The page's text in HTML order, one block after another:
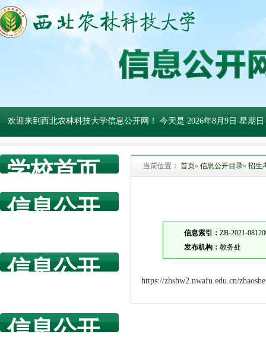
欢迎来到西北农林科技大学信息公开网！ 今天是 2026年8月9日 星期日
学校首页
信息公开
信息公开
信息公开
当前位置： 首页» 信息公开目录» 招生
信息索引：ZB-2021-
发布机构：教务处
https://zhshw2.nwafu.edu.cn/